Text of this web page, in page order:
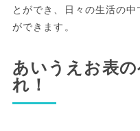
とができ、日々の生活の
ができます。
あいうえお表
れ！